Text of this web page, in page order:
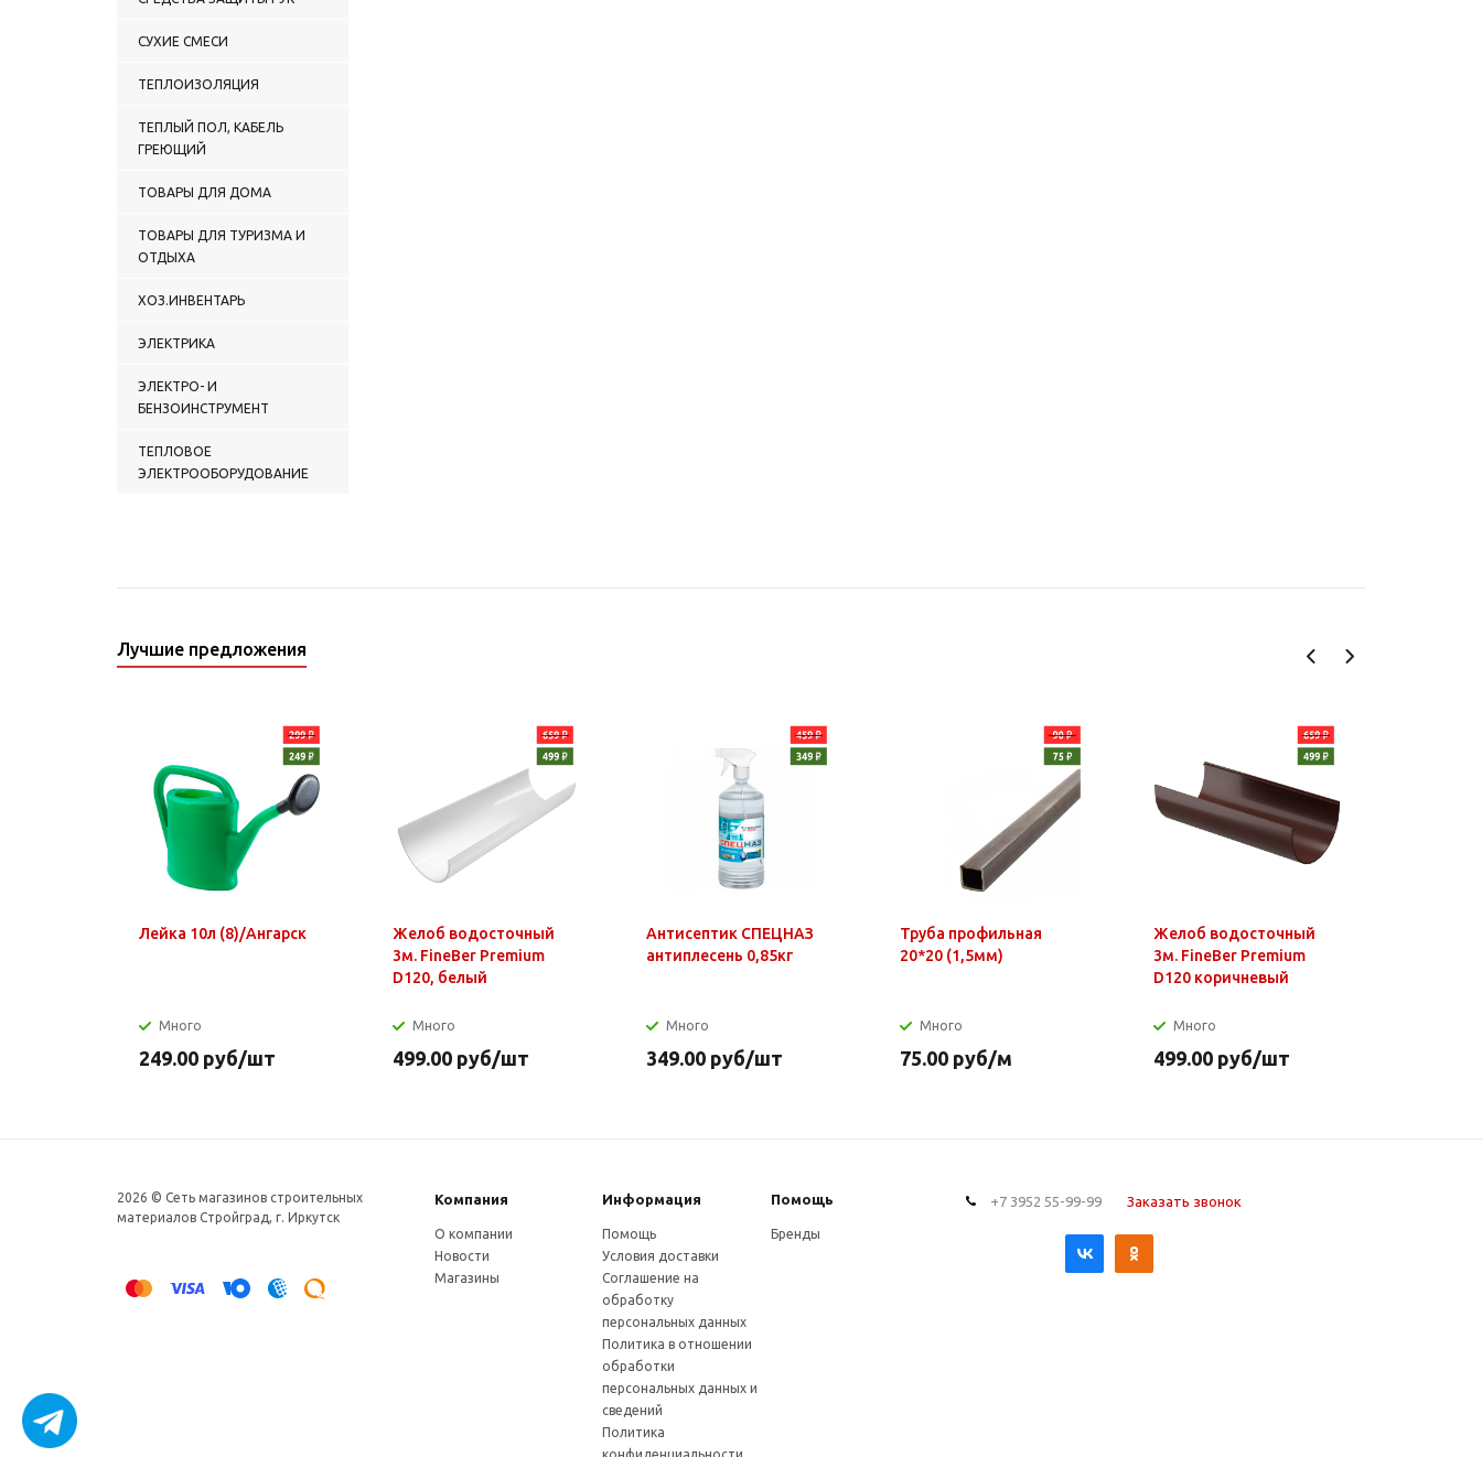
СУХИЕ СМЕСИ
ТЕПЛОИЗОЛЯЦИЯ
ТЕПЛЫЙ ПОЛ, КАБЕЛЬ
ГРЕЮЩИЙ
ТОВАРЫ ДЛЯ ДОМА
ТОВАРЫ ДЛЯ ТУРИЗМА И
ОТДЫХА
ХОЗ.ИНВЕНТАРЬ
ЭЛЕКТРИКА
ЭЛЕКТРО- И
БЕНЗОИНСТРУМЕНТ
ТЕПЛОВОЕ
ЭЛЕКТРООБОРУДОВАНИЕ
Лучшие предложения
Лейка 10л (8)/Ангарск
Много
249.00 руб/шт
Желоб водосточный
3м. FineBer Premium
D120, белый
Много
499.00 руб/шт
Антисептик СПЕЦНАЗ
антиплесень 0,85кг
Много
349.00 руб/шт
Труба профильная
20*20 (1,5мм)
Много
75.00 руб/м
Желоб водосточный
3м. FineBer Premium
D120 коричневый
Много
499.00 руб/шт
2026 © Сеть магазинов строительных
материалов Стройград, г. Иркутск
Компания Информация Помощь
О компании
Новости
Магазины
Помощь
Условия доставки
Соглашение на
обработку
персональных данных
Политика в отношении
обработки
персональных данных и
сведений
Политика
конфиденциальности
Бренды
+7 3952 55-99-99 Заказать звонок